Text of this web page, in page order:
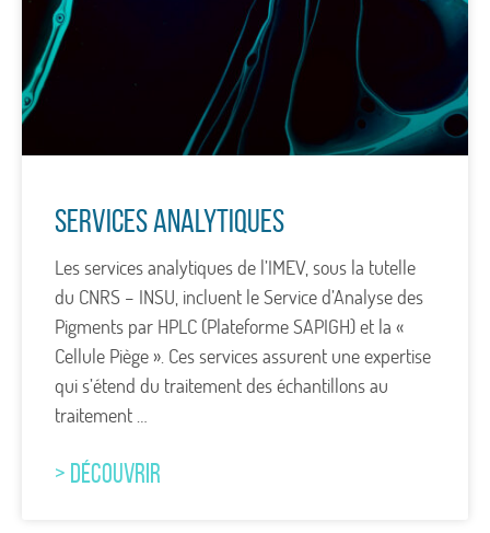
Services Analytiques
Les services analytiques de l’IMEV, sous la tutelle
du CNRS – INSU, incluent le Service d’Analyse des
Pigments par HPLC (Plateforme SAPIGH) et la «
Cellule Piège ». Ces services assurent une expertise
qui s’étend du traitement des échantillons au
traitement …
> DÉCOUVRIR